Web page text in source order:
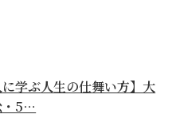
に学ぶ人生の仕舞い方】大
・5…